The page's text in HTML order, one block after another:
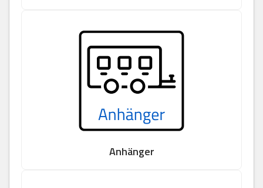
Anhänger